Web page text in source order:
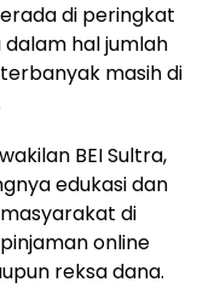
di peringkat
dalam hal jumlah
masih di
BEI Sultra,
edukasi dan
di
online
reksa dana.